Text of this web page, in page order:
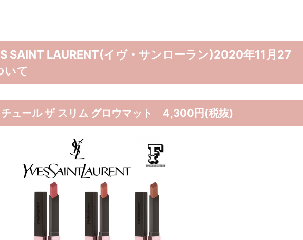
SAINT LAURENT(イヴ・サンローラン)2020年11月27
いて
チュール ザ スリム グロウマット 4,300円(税抜)